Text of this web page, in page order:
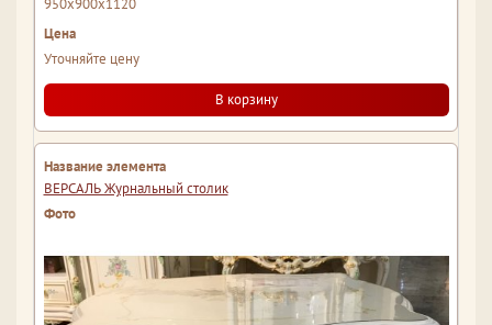
950x900x1120
Уточняйте цену
В корзину
ВЕРСАЛЬ Журнальный столик